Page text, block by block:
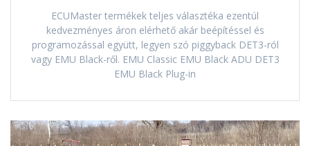
ECUMaster termékek teljes választéka ezentúl
kedvezményes áron elérhető akár beépítéssel és
programozással együtt, legyen szó piggyback DET3-ról
vagy EMU Black-ről. EMU Classic EMU Black ADU DET3
EMU Black Plug-in